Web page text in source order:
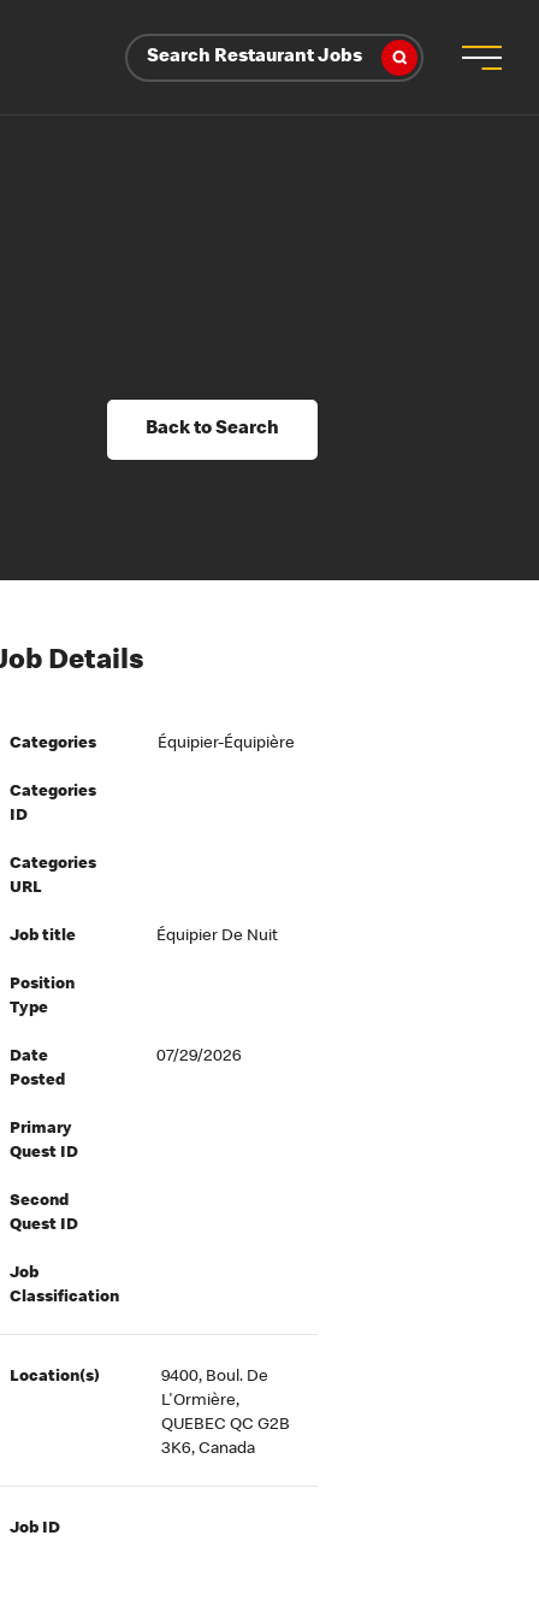
Search Restaurant Jobs
Back to Search
Details
Categories Équipier-Équipière
Categories
ID
Categories
URL
Job title Équipier De Nuit
Position
Type
Date
Posted
07/29/2026
Primary
Quest ID
Second
Quest ID
Job
Classification
Location(s)
9400, Boul. De
L'Ormière,
QUEBEC QC G2B
3K6, Canada
Job ID